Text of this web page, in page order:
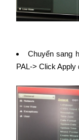
Chuyển sang
PAL-> Click Apply